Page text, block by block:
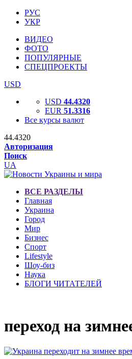
РУС
УКР
ВИДЕО
ФОТО
ПОПУЛЯРНЫЕ
СПЕЦПРОЕКТЫ
USD
USD 44.4320
EUR 51.3316
Все курсы валют
44.4320
Авторизация
Поиск
UA
ВСЕ РАЗДЕЛЫ
Главная
Украина
Город
Мир
Бизнес
Спорт
Lifestyle
Шоу-биз
Наука
БЛОГИ ЧИТАТЕЛЕЙ
переход на